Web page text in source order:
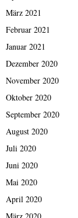
März 2021
Februar 2021
Januar 2021
Dezember 2020
November 2020
Oktober 2020
September 2020
August 2020
Juli 2020
Juni 2020
Mai 2020
April 2020